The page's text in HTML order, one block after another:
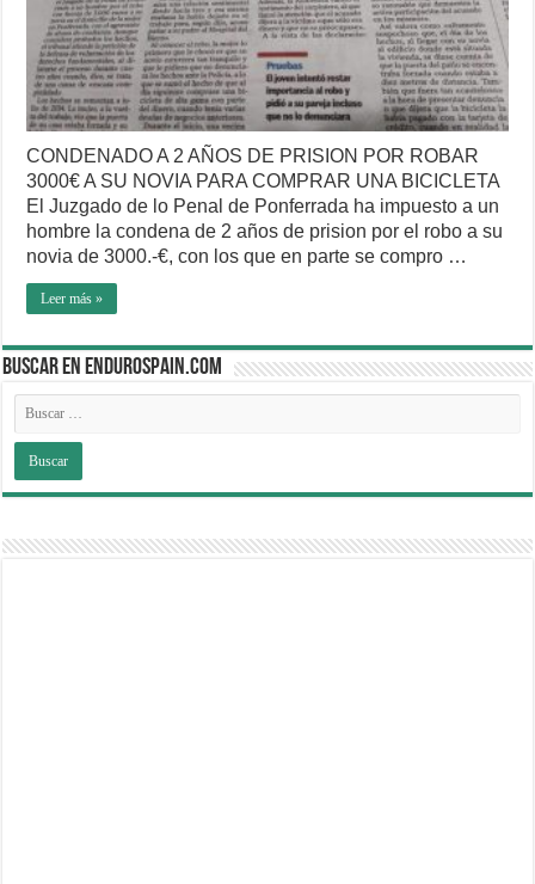
CONDENADO A 2 AÑOS DE PRISION POR ROBAR
3000€ A SU NOVIA PARA COMPRAR UNA BICICLETA
El Juzgado de lo Penal de Ponferrada ha impuesto a un
hombre la condena de 2 años de prision por el robo a su
novia de 3000.-€, con los que en parte se compro …
Leer más »
BUSCAR EN ENDUROSPAIN.COM